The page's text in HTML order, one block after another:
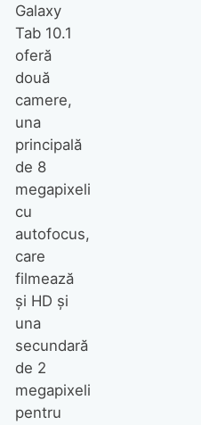
Galaxy
Tab 10.1
oferă
două
camere,
una
principală
de 8
megapixeli
cu
autofocus,
care
filmează
şi HD şi
una
secundară
de 2
megapixeli
pentru